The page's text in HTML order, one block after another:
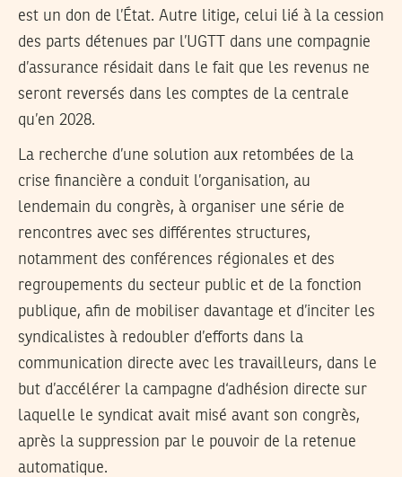
est un don de l’État. Autre litige, celui lié à la cession
des parts détenues par l’UGTT dans une compagnie
d’assurance résidait dans le fait que les revenus ne
seront reversés dans les comptes de la centrale
qu’en 2028.
La recherche d’une solution aux retombées de la
crise financière a conduit l’organisation, au
lendemain du congrès, à organiser une série de
rencontres avec ses différentes structures,
notamment des conférences régionales et des
regroupements du secteur public et de la fonction
publique, afin de mobiliser davantage et d’inciter les
syndicalistes à redoubler d’efforts dans la
communication directe avec les travailleurs, dans le
but d’accélérer la campagne d‘adhésion directe sur
laquelle le syndicat avait misé avant son congrès,
après la suppression par le pouvoir de la retenue
automatique.